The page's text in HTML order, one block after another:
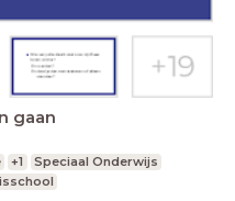
gaan
+1
Speciaal Onderwijs